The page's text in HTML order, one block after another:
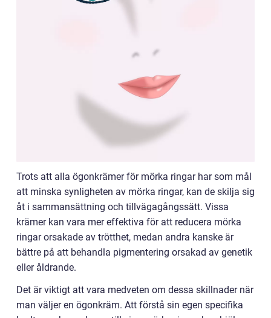
Trots att alla ögonkrämer för mörka ringar har som mål
att minska synligheten av mörka ringar, kan de skilja sig
åt i sammansättning och tillvägagångssätt. Vissa
krämer kan vara mer effektiva för att reducera mörka
ringar orsakade av trötthet, medan andra kanske är
bättre på att behandla pigmentering orsakad av genetik
eller åldrande.
Det är viktigt att vara medveten om dessa skillnader när
man väljer en ögonkräm. Att förstå sin egen specifika